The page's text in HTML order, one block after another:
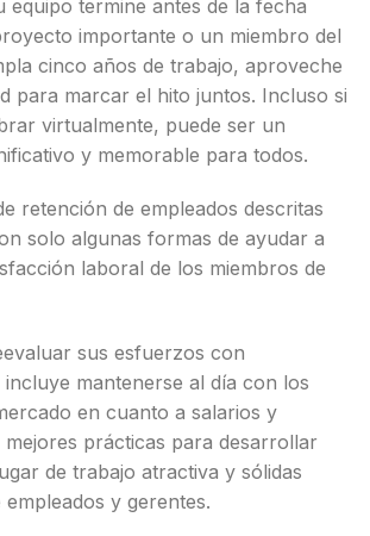
equipo termine antes de la fecha
importante o un miembro del
cinco años de trabajo, aproveche
para marcar el hito juntos. Incluso si
virtualmente, puede ser un
y memorable para todos.
retención de empleados descritas
solo algunas formas de ayudar a
laboral de los miembros de
sus esfuerzos con
incluye mantenerse al día con los
en cuanto a salarios y
prácticas para desarrollar
de trabajo atractiva y sólidas
y gerentes.